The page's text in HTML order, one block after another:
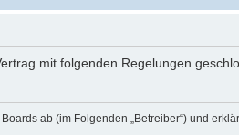
mit folgenden Regelungen
ab (im Folgenden „Betreiber“) und